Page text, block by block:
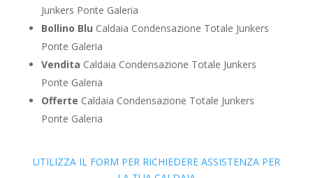
Junkers Ponte Galeria
Bollino Blu Caldaia Condensazione Totale Junkers
Ponte Galeria
Vendita Caldaia Condensazione Totale Junkers
Ponte Galeria
Offerte Caldaia Condensazione Totale Junkers
Ponte Galeria
UTILIZZA IL FORM PER RICHIEDERE ASSISTENZA PER